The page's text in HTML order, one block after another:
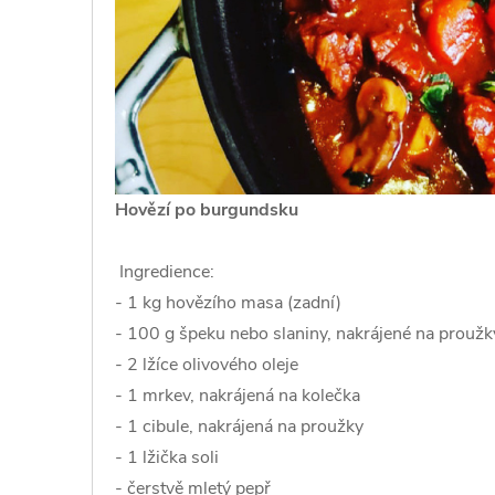
Hovězí po burgundsku
Ingredience:
- 1 kg hovězího masa (zadní)
- 100 g špeku nebo slaniny, nakrájené na
- 2 lžíce olivového oleje
- 1 mrkev, nakrájená na kolečka
- 1 cibule, nakrájená na proužky
- 1 lžička soli
- čerstvě mletý pepř